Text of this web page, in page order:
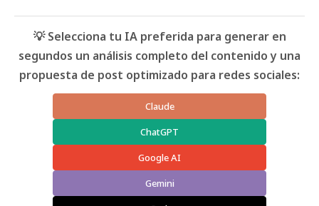
💡 Selecciona tu IA preferida para generar en
segundos un análisis completo del contenido y una
propuesta de post optimizado para redes sociales:
Claude
ChatGPT
Google AI
Gemini